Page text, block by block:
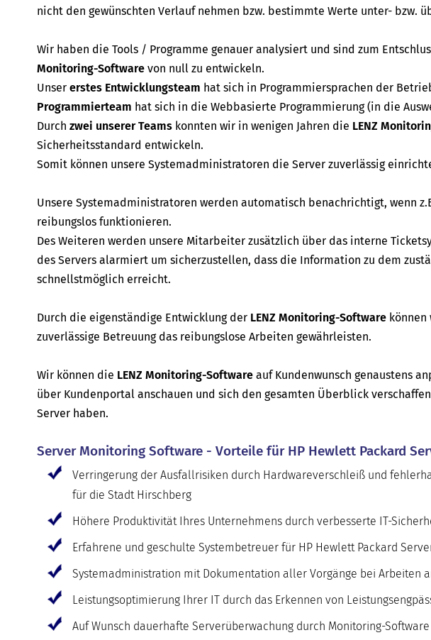
nicht den gewünschten Verlauf nehmen bzw. bestimmte Werte unter- bzw.
Wir haben die Tools / Programme genauer analysiert und sind zum
Monitoring-Software von null zu entwickeln.
Unser erstes Entwicklungsteam hat sich in Programmiersprachen der
Programmierteam hat sich in die Webbasierte Programmierung (in die
Durch zwei unserer Teams konnten wir in wenigen Jahren die LENZ
Sicherheitsstandard entwickeln.
Somit können unsere Systemadministratoren die Server zuverlässig
Unsere Systemadministratoren werden automatisch benachrichtigt, wenn
reibungslos funktionieren.
Des Weiteren werden unsere Mitarbeiter zusätzlich über das interne
des Servers alarmiert um sicherzustellen, dass die Information zu dem
schnellstmöglich erreicht.
Durch die eigenständige Entwicklung der LENZ Monitoring-Software
zuverlässige Betreuung das reibungslose Arbeiten gewährleisten.
Wir können die LENZ Monitoring-Software auf Kundenwunsch genaustens
über Kundenportal anschauen und sich den gesamten Überblick
Server haben.
Server Monitoring Software - Vorteile für HP Hewlett Packard
Verringerung der Ausfallrisiken durch Hardwareverschleiß und
für die Stadt Hirschberg
Höhere Produktivität Ihres Unternehmens durch verbesserte IT-
Erfahrene und geschulte Systembetreuer für HP Hewlett Packard
Systemadministration mit Dokumentation aller Vorgänge bei Arbeiten
Leistungsoptimierung Ihrer IT durch das Erkennen von
Auf Wunsch dauerhafte Serverüberwachung durch Monitoring-